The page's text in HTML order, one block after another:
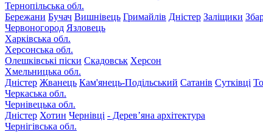
Тернопільська обл.
Бережани Бучач Вишнівець Гримайлів Дністер Заліщики
Червоногород Язловець
Харківська обл.
Херсонська обл.
Олешківські піски Скадовськ Херсон
Хмельницька обл.
Дністер Жванець Кам'янець-Подільський Сатанів Сутківці
Черкаська обл.
Чернівецька обл.
Дністер Хотин Чернівці - Дерев’яна архітектура
Чернігівська обл.